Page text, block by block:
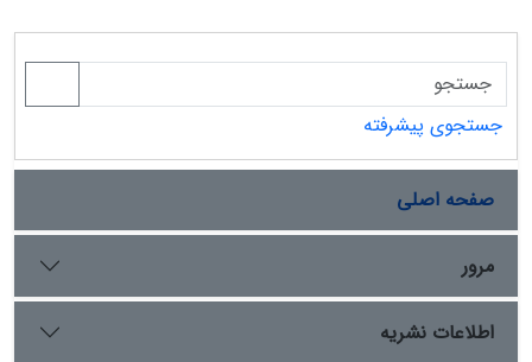
جستجوی پیشرفته
صفحه اصلی
مرور
اطلاعات نشریه